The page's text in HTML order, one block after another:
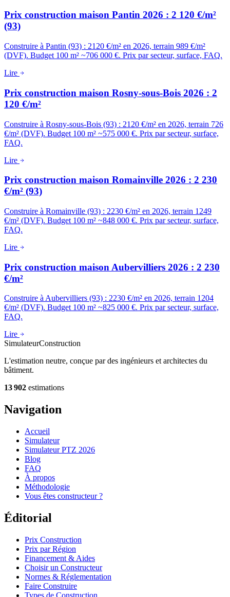
Prix construction maison Pantin 2026 : 2 120 €/m²
(93)
Construire à Pantin (93) : 2120 €/m² en 2026, terrain 989 €/m²
(DVF). Budget 100 m² ~706 000 €. Prix par secteur, surface, FAQ.
Lire
Prix construction maison Rosny-sous-Bois 2026 : 2
120 €/m²
Construire à Rosny-sous-Bois (93) : 2120 €/m² en 2026, terrain 726
€/m² (DVF). Budget 100 m² ~575 000 €. Prix par secteur, surface,
FAQ.
Lire
Prix construction maison Romainville 2026 : 2 230
€/m² (93)
Construire à Romainville (93) : 2230 €/m² en 2026, terrain 1249
€/m² (DVF). Budget 100 m² ~848 000 €. Prix par secteur, surface,
FAQ.
Lire
Prix construction maison Aubervilliers 2026 : 2 230
€/m²
Construire à Aubervilliers (93) : 2230 €/m² en 2026, terrain 1204
€/m² (DVF). Budget 100 m² ~825 000 €. Prix par secteur, surface,
FAQ.
Lire
SimulateurConstruction
L'estimation neutre, conçue par des ingénieurs et architectes du
bâtiment.
13 902 estimations
Navigation
Accueil
Simulateur
Simulateur PTZ 2026
Blog
FAQ
À propos
Méthodologie
Vous êtes constructeur ?
Éditorial
Prix Construction
Prix par Région
Financement & Aides
Choisir un Constructeur
Normes & Réglementation
Faire Construire
Types de Construction